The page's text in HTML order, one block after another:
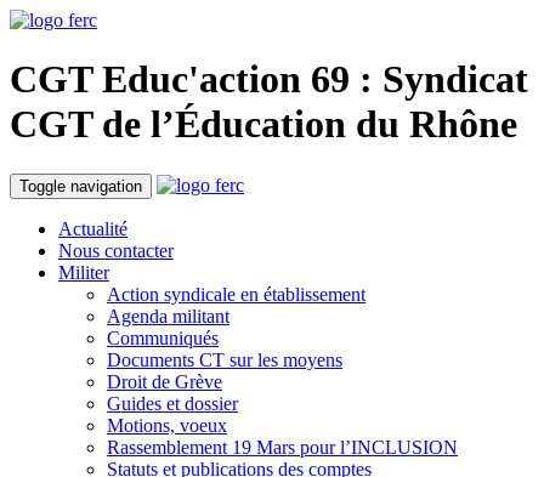
CGT Educ'action 69 : Syndicat
CGT de l’Éducation du Rhône
Toggle navigation
Actualité
Nous contacter
Militer
Action syndicale en établissement
Agenda militant
Communiqués
Documents CT sur les moyens
Droit de Grève
Guides et dossier
Motions, voeux
Rassemblement 19 Mars pour l’INCLUSION
Statuts et publications des comptes